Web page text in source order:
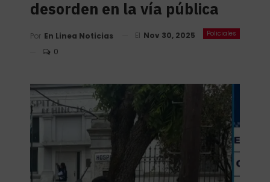
desorden en la vía pública
Policiales
Por En Linea Noticias El Nov 30, 2025
0